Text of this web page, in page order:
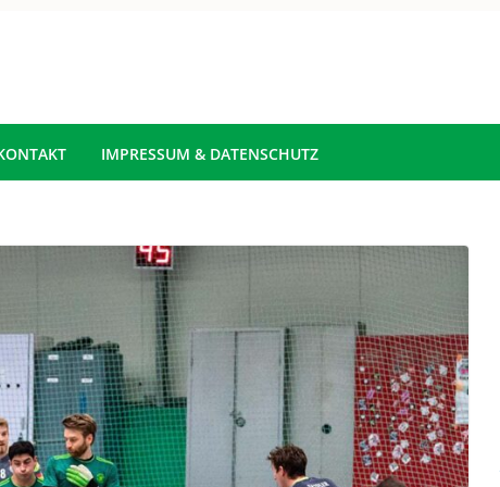
IMPRESSUM & DATENSCHUTZ